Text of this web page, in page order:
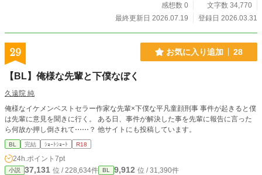
感想数 0
文字数 34,770
最終更新日 2026.07.19
登録日 2026.03.31
29 お気に入り追加 28
【BL】俺様な先輩と下僕なぼく
久遠院 純
俺様なイケメンベストセラー作家な先輩×下僕な平凡童顔刑事 事件が起きると僕
は先輩に意見を聞きに行く。 ある日、事件が解決した事を先輩に報告に言った
ら何故か押し倒されて⋯⋯？ 他サイトにも投稿しています。
BL 完結 ｼｮｰﾄｼｮｰﾄ R18
24h.ポイント 7pt
小説 37,131 位 / 228,634件 BL 9,912 位 / 31,390件